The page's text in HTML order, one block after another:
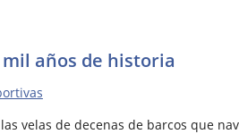
mil años de historia
velas de decenas de barcos que